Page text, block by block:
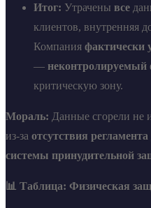
Итог: Утрачены все
клиентов, внутренняя
Компания фактически
— неконтролируемый
критическую зону.
Мораль: Данные сгорели не
из-за отсутствия
системы принудительной
📊 Таблица: Физическая